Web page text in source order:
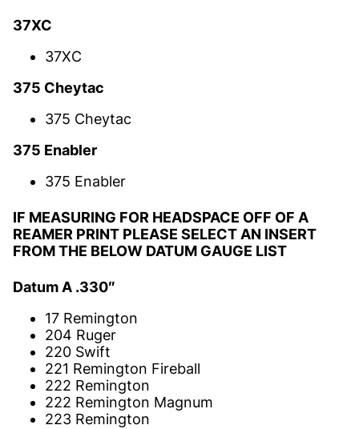
37XC
37XC
375 Cheytac
375 Cheytac
375 Enabler
375 Enabler
IF MEASURING FOR HEADSPACE OFF OF A
REAMER PRINT PLEASE SELECT AN INSERT
FROM THE BELOW DATUM GAUGE LIST
Datum A .330″
17 Remington
204 Ruger
220 Swift
221 Remington Fireball
222 Remington
222 Remington Magnum
223 Remington